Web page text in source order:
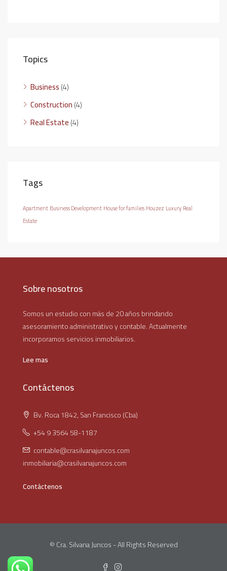
Topics
Business(4)
Construction(4)
Real Estate(4)
Tags
Apartment Business Development House for families Houzez Luxury Real
Estate
Sobre nosotros
Somos un estudio con más de 20 años brindando
asesoramiento administrativo y contable. Actualmente
incorporamos servicios inmobiliarios.
Lee mas
Contáctenos
Bv. Roca 1842, San Francisco (Cba)
+54 9 3564 58-1187
contable@crasilvanajuncos.com
inmobiliaria@crasilvanajuncos.com
Contáctenos
© Cra. Silvana Juncos - All Rights Reserved